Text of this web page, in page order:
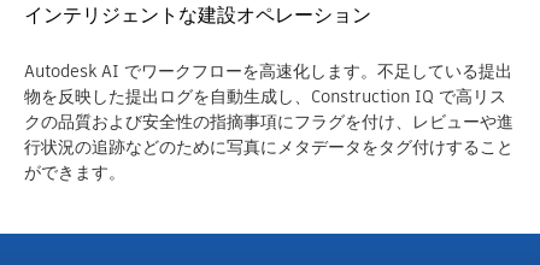
インテリジェントな建設オペレーション
Autodesk AI でワークフローを高速化します。不足している提出
物を反映した提出ログを自動生成し、Construction IQ で高リス
クの品質および安全性の指摘事項にフラグを付け、レビューや進
行状況の追跡などのために写真にメタデータをタグ付けすること
ができます。